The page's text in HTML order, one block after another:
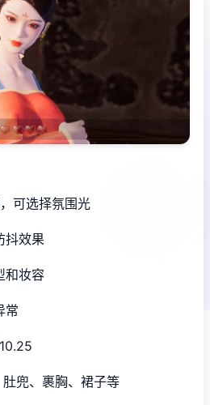
可选择氛围光
抖效果
和妆容
常
兜、裹胸、裙子等